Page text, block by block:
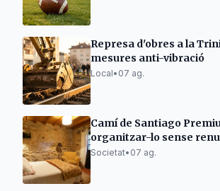
Represa d'obres a la
mesures anti-vibració
Local• 07 ag.
Camí de Santiago
organitzar-lo sense
descans
Societat• 07 ag.